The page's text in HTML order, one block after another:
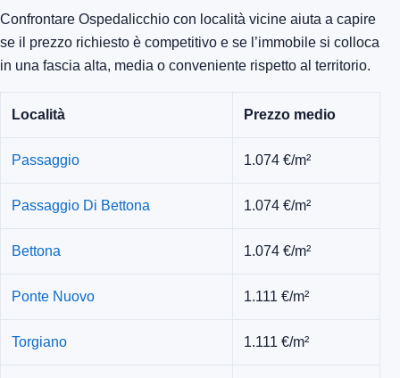
Confrontare Ospedalicchio con località vicine aiuta a capire
se il prezzo richiesto è competitivo e se l’immobile si colloca
in una fascia alta, media o conveniente rispetto al territorio.
Località Prezzo medio
Passaggio 1.074 €/m²
Passaggio Di Bettona 1.074 €/m²
Bettona 1.074 €/m²
Ponte Nuovo 1.111 €/m²
Torgiano 1.111 €/m²